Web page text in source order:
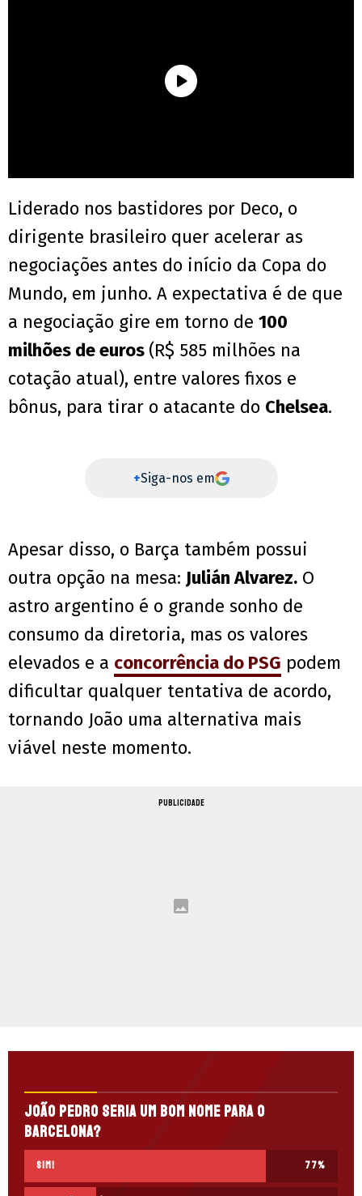
Liderado nos bastidores por Deco, o
dirigente brasileiro quer acelerar as
negociações antes do início da Copa do
Mundo, em junho. A expectativa é de que
a negociação gire em torno de 100
milhões de euros (R$ 585 milhões na
cotação atual), entre valores fixos e
bônus, para tirar o atacante do Chelsea.
+Siga-nos em
Apesar disso, o Barça também possui
outra opção na mesa: Julián Alvarez. O
astro argentino é o grande sonho de
consumo da diretoria, mas os valores
elevados e a concorrência do PSG podem
dificultar qualquer tentativa de acordo,
tornando João uma alternativa mais
viável neste momento.
PUBLICIDADE
João Pedro seria um bom nome para o
Barcelona?
Sim! 77%